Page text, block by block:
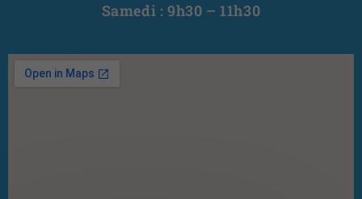
Samedi : 9h30 – 11h30